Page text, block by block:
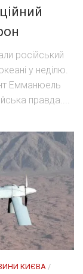
російський
у неділю.
Емманюель
правда....
КИЄВА /